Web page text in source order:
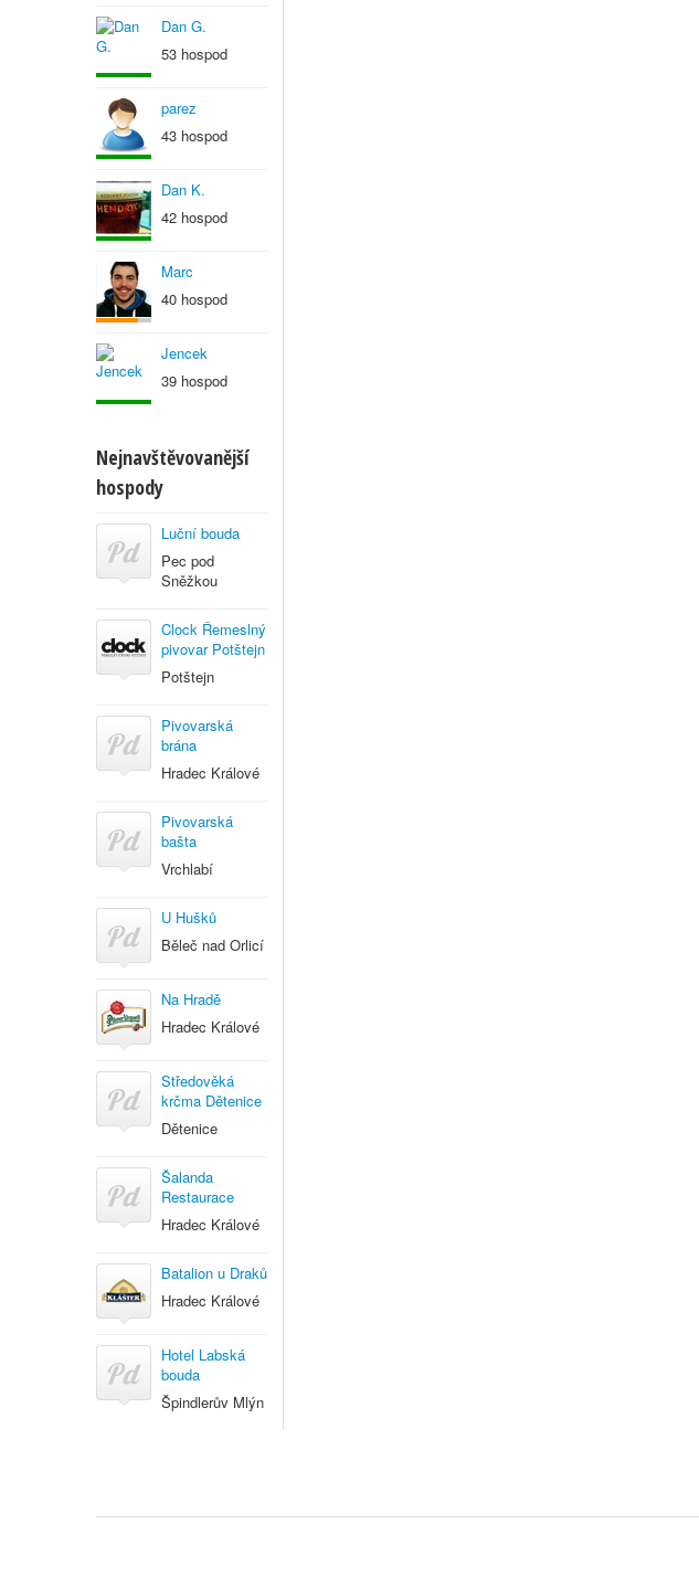
Dan G.
53 hospod
parez
43 hospod
Dan K.
42 hospod
Marc
40 hospod
Jencek
39 hospod
Nejnavštěvovanější
hospody
Luční bouda
Pec pod
Sněžkou
Clock Řemeslný
pivovar Potštejn
Potštejn
Pivovarská
brána
Hradec Králové
Pivovarská
bašta
Vrchlabí
U Hušků
Běleč nad Orlicí
Na Hradě
Hradec Králové
Středověká
krčma Dětenice
Dětenice
Šalanda
Restaurace
Hradec Králové
Batalion u Draků
Hradec Králové
Hotel Labská
bouda
Špindlerův Mlýn